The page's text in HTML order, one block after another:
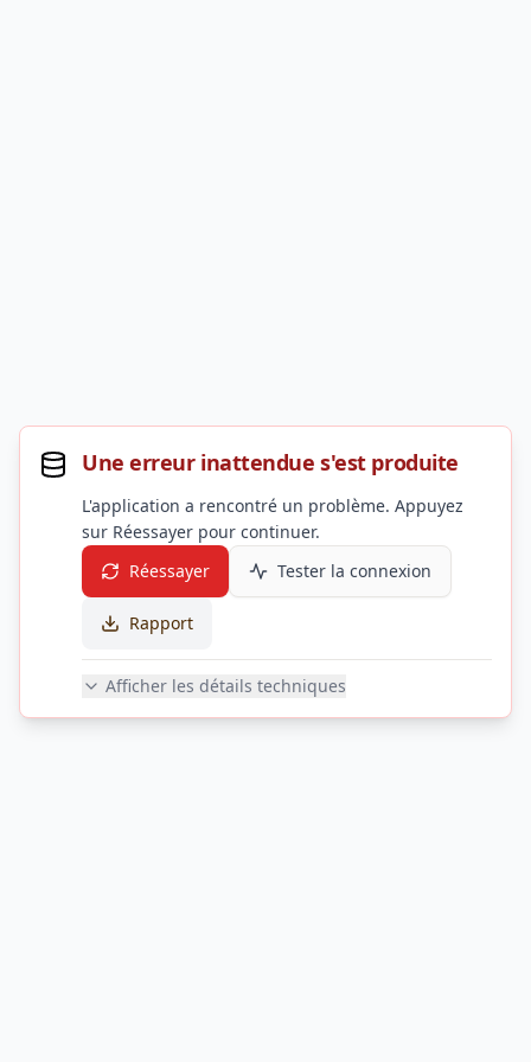
Une erreur inattendue s'est produite
L'application a rencontré un problème. Appuyez
sur Réessayer pour continuer.
Réessayer
Tester la connexion
Rapport
Afficher les détails techniques